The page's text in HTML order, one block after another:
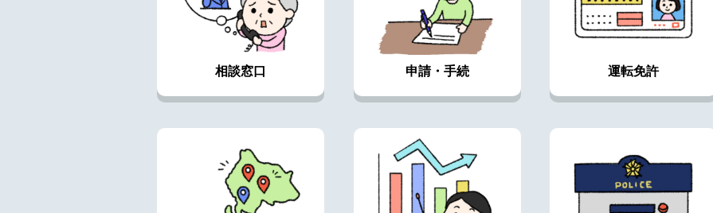
相談窓口 申請・手続 運転免許